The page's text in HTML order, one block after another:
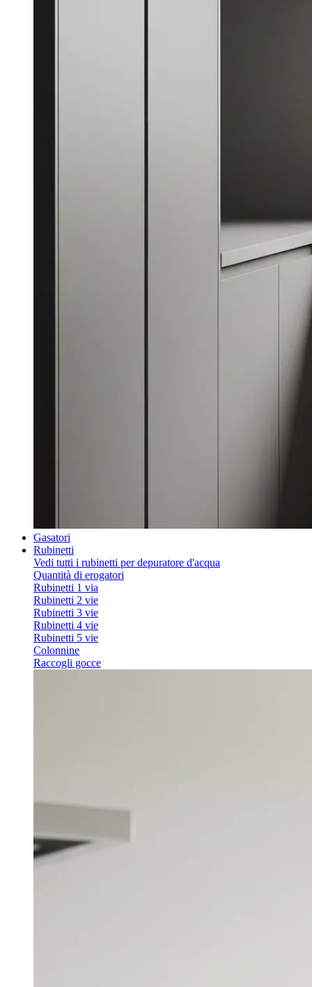
Gasatori
Rubinetti
Vedi tutti i rubinetti per depuratore d'acqua
Quantità di erogatori
Rubinetti 1 via
Rubinetti 2 vie
Rubinetti 3 vie
Rubinetti 4 vie
Rubinetti 5 vie
Colonnine
Raccogli gocce